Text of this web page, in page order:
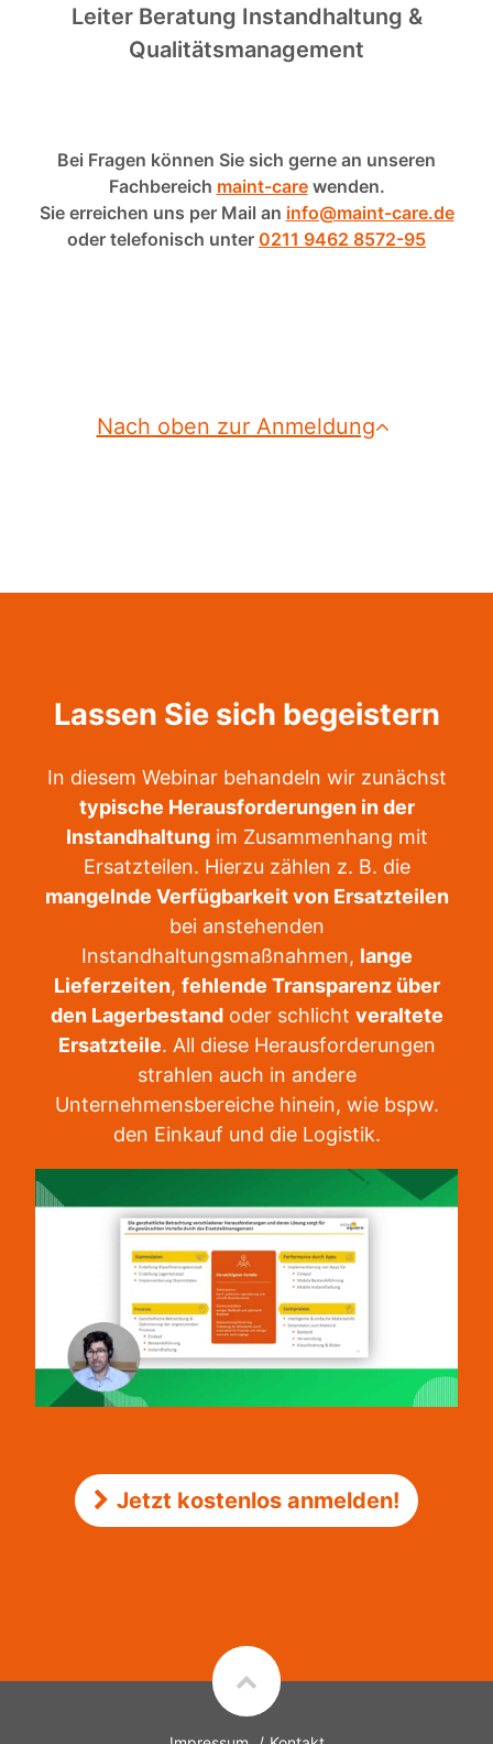
Leiter Beratung Instandhaltung &
Qualitätsmanagement
Bei Fragen können Sie sich gerne an unseren
Fachbereich maint-carewenden.
Sie erreichen uns per Mail an info@maint-care.de
oder telefonisch unter 0211 9462 8572-95
Nach oben zur Anmeldung
Lassen Sie sich begeistern
In diesem Webinar behandeln wir zunächst
typische Herausforderungen in der
Instandhaltungim Zusammenhang mit
Ersatzteilen. Hierzu zählen z. B. die
mangelnde Verfügbarkeit von Ersatzteilen
bei anstehenden
Instandhaltungsmaßnahmen, lange
Lieferzeiten, fehlende Transparenz über
den Lagerbestandoder schlicht veraltete
Ersatzteile. All diese Herausforderungen
strahlen auch in andere
Unternehmensbereiche hinein, wie bspw.
den Einkauf und die Logistik.
Jetzt kostenlos anmelden!